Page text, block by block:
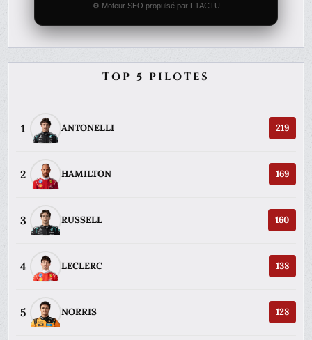
⚙️ Moteur SEO propulsé par F1ACTU
TOP 5 PILOTES
1 ANTONELLI 219
2 HAMILTON 169
3 RUSSELL 160
4 LECLERC 138
5 NORRIS 128